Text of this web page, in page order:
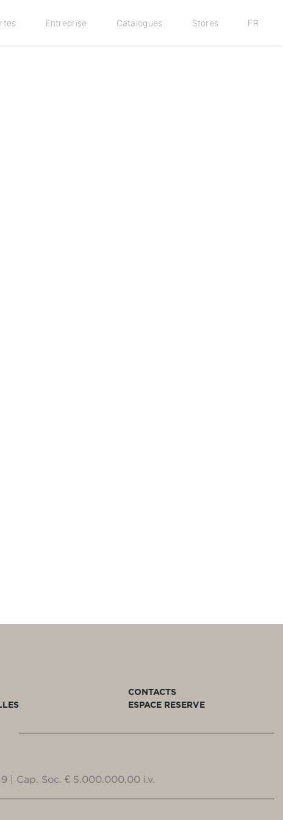
Entreprise Catalogues Stores FR
CONTACTS
ESPACE RESERVE
| Cap. Soc. € 5.000.000,00 i.v.